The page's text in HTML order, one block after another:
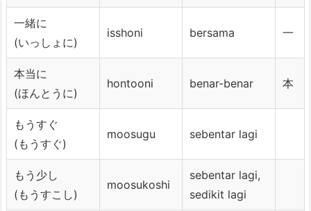
一緒に
(いっしょに)
isshoni bersama 一
本当に
(ほんとうに)
hontooni benar-benar 本
もうすぐ
(もうすぐ)
moosugu sebentar lagi
もう少し
(もうすこし)
moosukoshi
sebentar lagi,
sedikit lagi